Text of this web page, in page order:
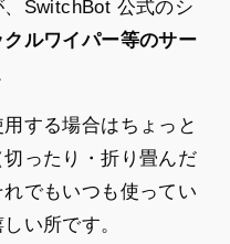
SwitchBot 公式のシ
クルワイパー等のサー
する場合はちょっと
ったり・折り畳んだ
でもいつも使ってい
い所です。